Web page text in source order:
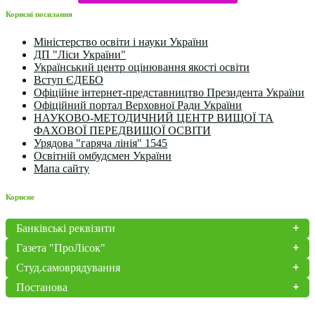
Корисні посилання
Міністерство освіти і науки України
ДП "Ліси України"
Український центр оцінювання якості освіти
Вступ ЄДЕБО
Офіційне інтернет-представництво Президента України
Офіційний портал Верховної Ради України
НАУКОВО-МЕТОДИЧНИЙ ЦЕНТР ВИЩОЇ ТА
ФАХОВОЇ ПЕРЕДВИЩОЇ ОСВІТИ
Урядова "гаряча лінія" 1545
Освітній омбудсмен України
Мапа сайту
Корисне
Банківські реквізити
Газета "ПроЛісок"
Студ.самоврядування
Постанова